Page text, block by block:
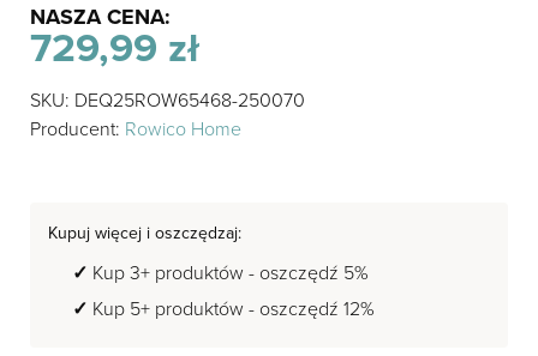
NASZA CENA:
729,99 zł
SKU: DEQ25ROW65468-250070
Producent: Rowico Home
Kupuj więcej i oszczędzaj:
Kup 3+ produktów - oszczędź 5%
Kup 5+ produktów - oszczędź 12%